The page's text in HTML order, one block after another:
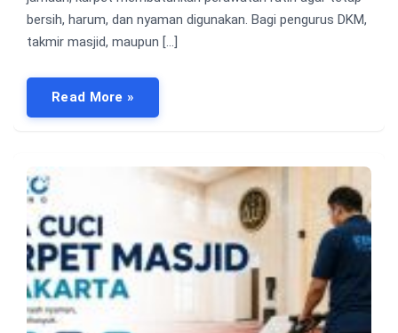
bersih, harum, dan nyaman digunakan. Bagi pengurus DKM,
takmir masjid, maupun […]
Read More »